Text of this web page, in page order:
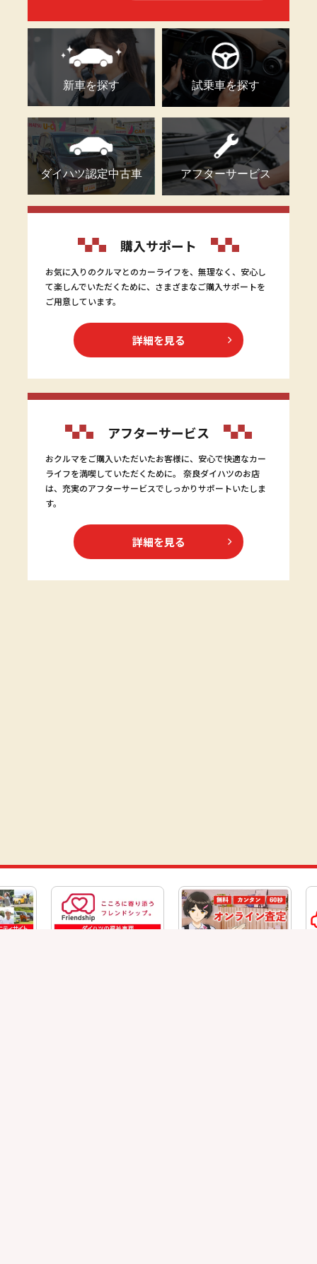
新車を探す 試乗車を探す
ダイハツ認定中古車 アフターサービス
購入サポート
お気に入りのクルマとのカーライフを、無理なく、安心し
て楽しんでいただくために、さまざまなご購入サポートを
ご用意しています。
詳細を見る
アフターサービス
おクルマをご購入いただいたお客様に、安心で快適なカー
ライフを満喫していただくために。 奈良ダイハツのお店
は、充実のアフターサービスでしっかりサポートいたしま
す。
詳細を見る